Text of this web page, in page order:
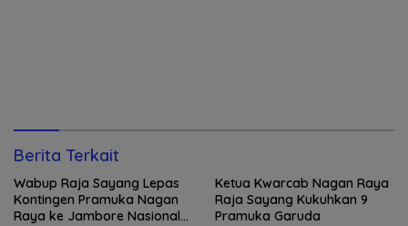
Berita Terkait
Wabup Raja Sayang Lepas
Kontingen Pramuka Nagan
Raya ke Jambore Nasional
Ketua Kwarcab Nagan Raya
Raja Sayang Kukuhkan 9
Pramuka Garuda